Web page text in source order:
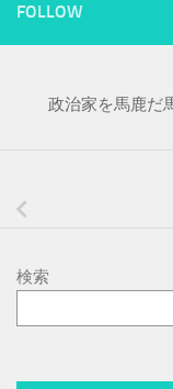
FOLLOW
政治家を馬鹿だ
検索